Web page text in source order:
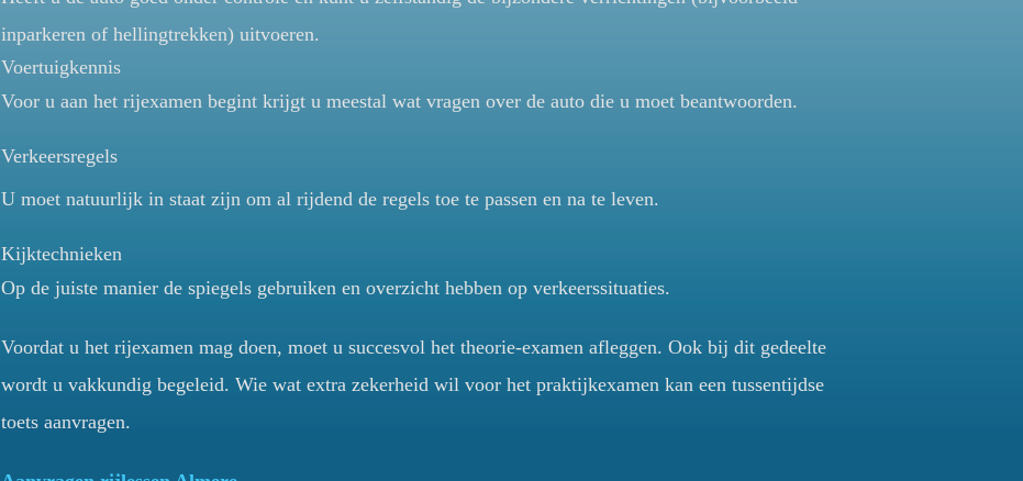
inparkeren of hellingtrekken) uitvoeren.
Voertuigkennis
Voor u aan het rijexamen begint krijgt u meestal wat vragen over de auto die u moet beantwoorden.
Verkeersregels
U moet natuurlijk in staat zijn om al rijdend de regels toe te passen en na te leven.
Kijktechnieken
Op de juiste manier de spiegels gebruiken en overzicht hebben op verkeerssituaties.
Voordat u het rijexamen mag doen, moet u succesvol het theorie-examen afleggen. Ook bij dit gedeelte
wordt u vakkundig begeleid. Wie wat extra zekerheid wil voor het praktijkexamen kan een tussentijdse
toets aanvragen.